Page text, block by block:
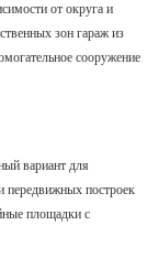
от округа и
зон гараж из
сооружение
вариант для
передвижных построек
площадки с